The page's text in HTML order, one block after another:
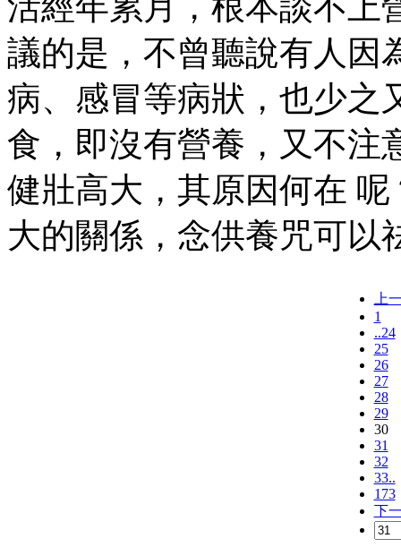
議的是，不曾聽說有人因
病、感冒等病狀，也少之
食，即沒有營養，又不注
健壯高大，其原因何在
大的關係，念供養咒可以
上
1
..24
25
26
27
28
29
30
31
32
33..
173
下